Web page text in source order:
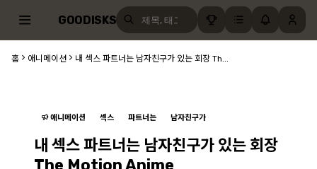
GOODISKS
홈 애니메이션 내 섹스 파트너는 남자친구가 있는 회장 Th...
애니메이션 섹스 파트너는 남자친구가
내 섹스 파트너는 남자친구가 있는 회장
The Motion Anime